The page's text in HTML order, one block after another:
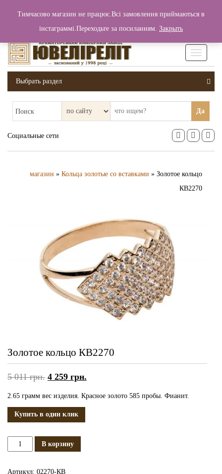
Вход / Регистрация 0 грн.
Выбрать раздел
Поиск Да
Социальные сети
магазин » Кольца золотые со вставками » Золотое кольцо
КВ2270
Золотое кольцо КВ2270
5 011грн. 4 259 грн.
2.65 грамм вес изделия. Красное золото 585 пробы. Фианит.
Купить в один клик
КоличествоВ корзину
Артикул: 02270-КВ
Тимчасово магазин не працює.Всі замовлення приймаються в
інстаграммі.Переходьте за посиланням. Закрыть